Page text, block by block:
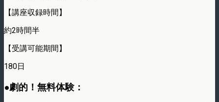
【講座収録時間】
約2時間半
【受講可能期間】
180日
●劇的！無料体験：